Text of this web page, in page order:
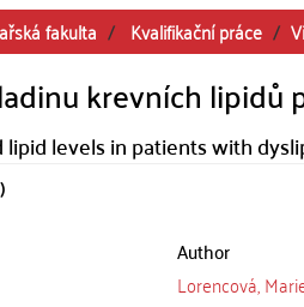
fakulta Kvalifikační práce
krevních lipidů
levels in patients with
)
Author
Lorencová,